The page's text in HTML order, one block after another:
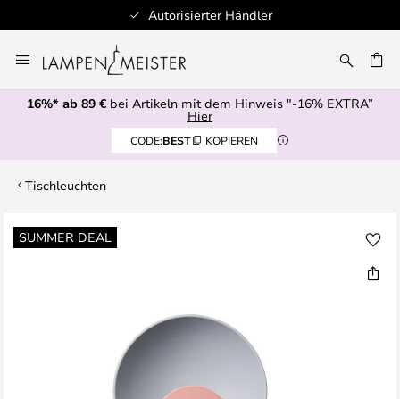
Autorisierter Händler
Inhalt
springen
16%* ab 89 € bei Artikeln mit dem Hinweis "-16% EXTRA”
Hier
CODE:BEST KOPIEREN
Tischleuchten
SUMMER DEAL
Zum
Ende